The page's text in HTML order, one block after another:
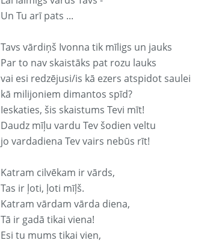
Un Tu arī pats ...
Tavs vārdiņš Ivonna tik mīligs un jauks
Par to nav skaistāks pat rozu lauks
vai esi redzējusi/is kā ezers atspidot saulei
kā milijoniem dimantos spīd?
Ieskaties, šis skaistums Tevi mīt!
Daudz mīļu vardu Tev šodien veltu
jo vardadiena Tev vairs nebūs rīt!
Katram cilvēkam ir vārds,
Tas ir ļoti, ļoti mīļš.
Katram vārdam vārda diena,
Tā ir gadā tikai viena!
Esi tu mums tikai vien,